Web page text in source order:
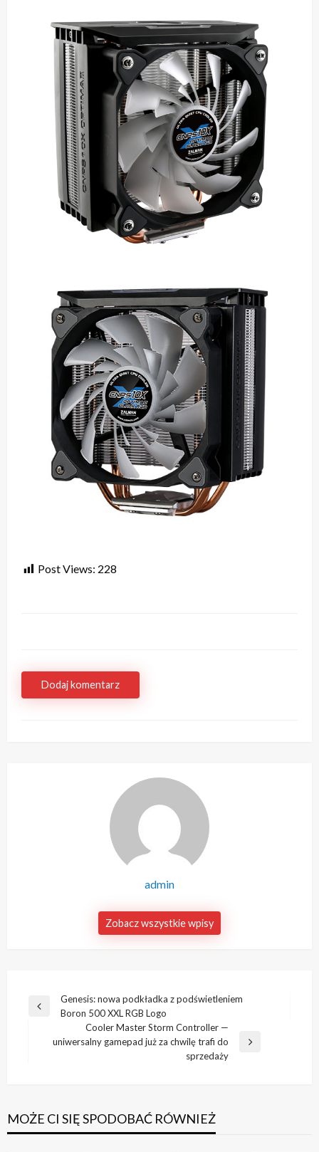
Post Views: 228
Dodaj komentarz
admin
Zobacz wszystkie wpisy
Nawigacja
wpisu
Poprzedni
Genesis: nowa podkładka z podświetleniem
Boron 500 XXL RGB Logo
Następny
Cooler Master Storm Controller —
uniwersalny gamepad już za chwilę trafi do
sprzedaży
MOŻE CI SIĘ SPODOBAĆ RÓWNIEŻ